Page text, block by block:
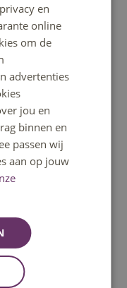
graag verder.
– 17:00u uur.
en
online
om de
advertenties
jou en
binnen en
passen wij
aan op jouw